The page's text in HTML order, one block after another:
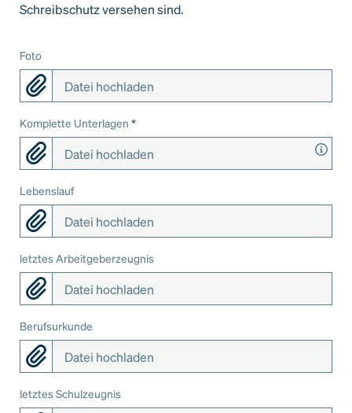
Schreibschutz versehen sind.
Foto
Datei hochladen
Komplette Unterlagen *
Datei hochladen
Lebenslauf
Datei hochladen
letztes Arbeitgeberzeugnis
Datei hochladen
Berufsurkunde
Datei hochladen
letztes Schulzeugnis